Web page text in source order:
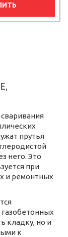
прутья
него. Это
при
и ремонтных
кладку, но и
к